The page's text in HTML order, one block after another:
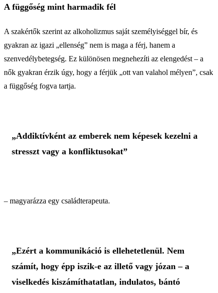
A függőség mint harmadik fél
A szakértők szerint az alkoholizmus saját személyiséggel bír, és
gyakran az igazi „ellenség” nem is maga a férj, hanem a
szenvedélybetegség. Ez különösen megnehezíti az elengedést – a
nők gyakran érzik úgy, hogy a férjük „ott van valahol mélyen”, csak
a függőség fogva tartja.
„Addiktívként az emberek nem képesek kezelni a
stresszt vagy a konfliktusokat”
– magyarázza egy családterapeuta.
„Ezért a kommunikáció is ellehetetlenül. Nem
számít, hogy épp iszik-e az illető vagy józan – a
viselkedés kiszámíthatatlan, indulatos, bántó